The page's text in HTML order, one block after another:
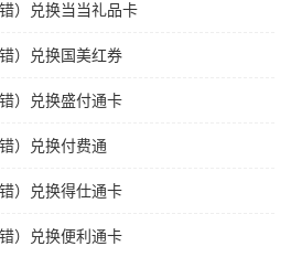
）兑换当当礼品卡
）兑换国美红券
）兑换盛付通卡
）兑换付费通
）兑换得仕通卡
）兑换便利通卡